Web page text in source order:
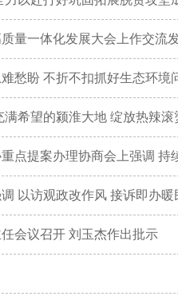
量一体化发展大会上作交流
愁盼 不折不扣抓好生态环境
希望的颍淮大地 绽放热辣滚
以访观政改作风 接诉即办暖
会议召开 刘玉杰作出批示